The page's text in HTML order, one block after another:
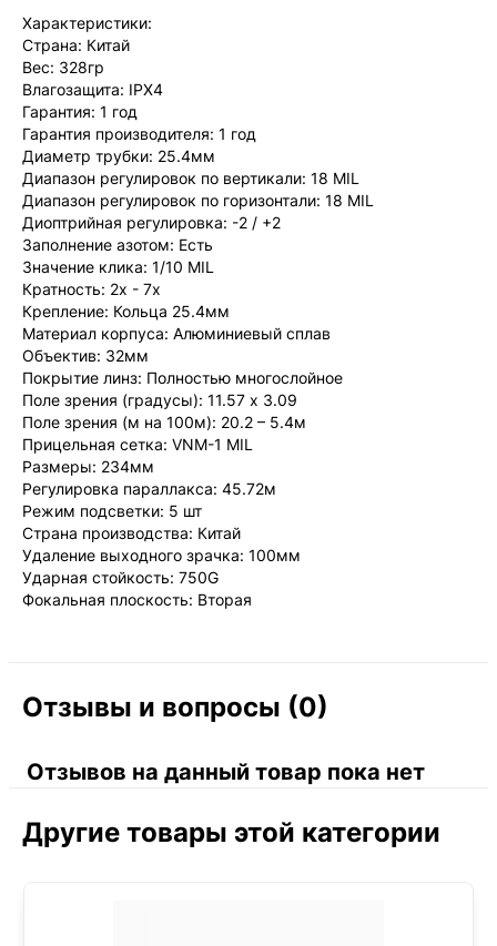
Характеристики:
Страна: Китай
Вес: 328гр
Влагозащита: IPX4
Гарантия: 1 год
Гарантия производителя: 1 год
Диаметр трубки: 25.4мм
Диапазон регулировок по вертикали: 18 MIL
Диапазон регулировок по горизонтали: 18 MIL
Диоптрийная регулировка: -2 / +2
Заполнение азотом: Есть
Значение клика: 1/10 MIL
Кратность: 2x - 7x
Крепление: Кольца 25.4мм
Материал корпуса: Алюминиевый сплав
Объектив: 32мм
Покрытие линз: Полностью многослойное
Поле зрения (градусы): 11.57 x 3.09
Поле зрения (м на 100м): 20.2 – 5.4м
Прицельная сетка: VNM-1 MIL
Размеры: 234мм
Регулировка параллакса: 45.72м
Режим подсветки: 5 шт
Страна производства: Китай
Удаление выходного зрачка: 100мм
Ударная стойкость: 750G
Фокальная плоскость: Вторая
Отзывы и вопросы (0)
Отзывов на данный товар пока нет
Другие товары этой категории